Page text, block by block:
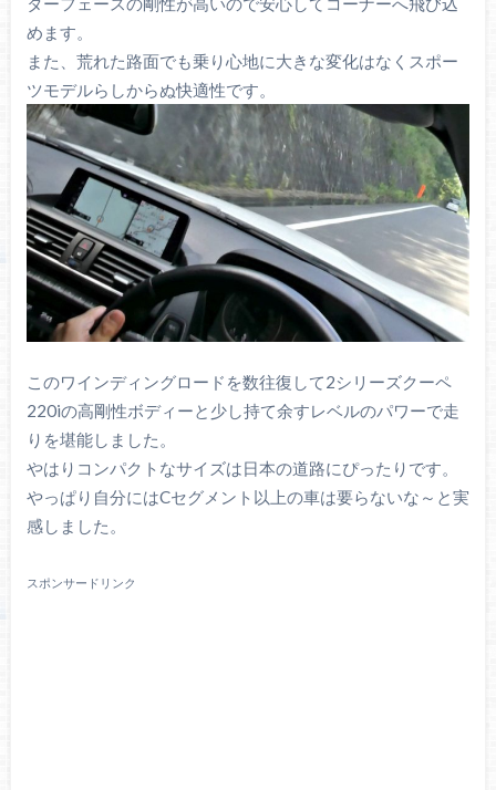
めます。
また、荒れた路面でも乗り心地に大きな変化はなくスポー
ツモデルらしからぬ快適性です。
このワインディングロードを数往復して2シリーズクーペ
220iの高剛性ボディーと少し持て余すレベルのパワーで走
りを堪能しました。
やはりコンパクトなサイズは日本の道路にぴったりです。
やっぱり自分にはCセグメント以上の車は要らないな～と実
感しました。
スポンサードリンク